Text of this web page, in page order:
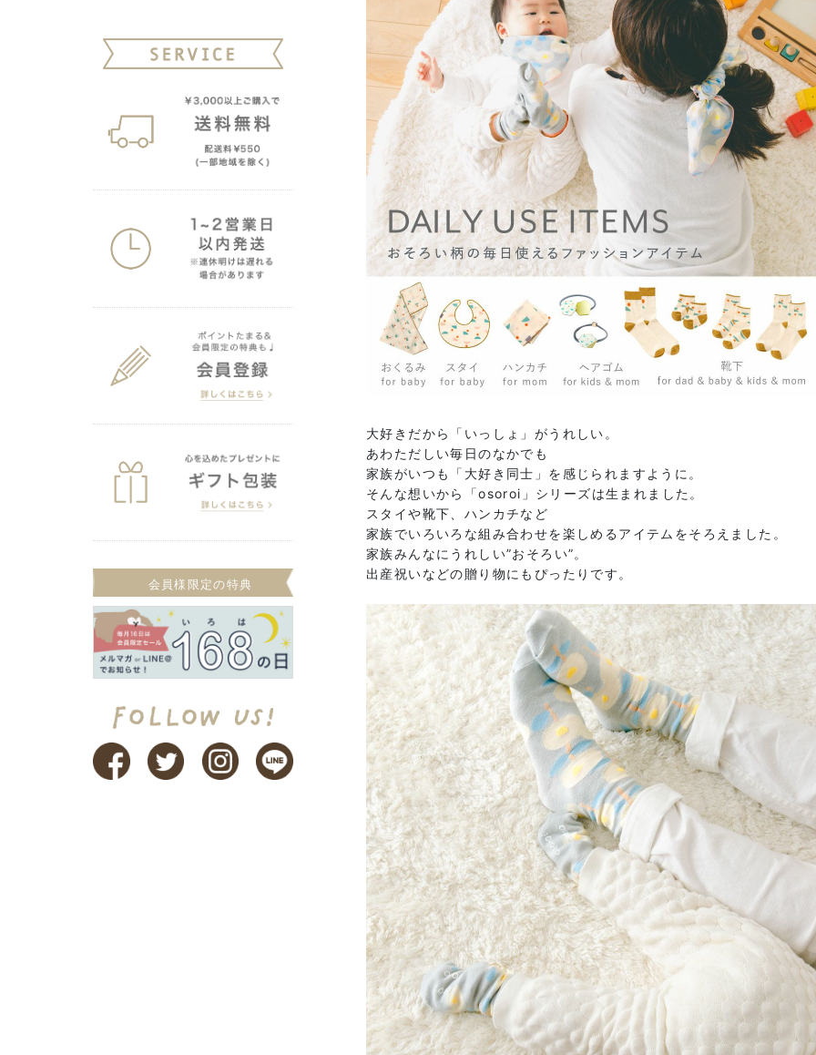
大好きだから「いっしょ」がうれしい。
あわただしい毎日のなかでも
家族がいつも「大好き同士」を感じられますように。
そんな想いから「osoroi」シリーズは生まれました。
スタイや靴下、ハンカチなど
家族でいろいろな組み合わせを楽しめるアイテムをそろえました。
家族みんなにうれしい”おそろい”。
出産祝いなどの贈り物にもぴったりです。
会員様限定の特典